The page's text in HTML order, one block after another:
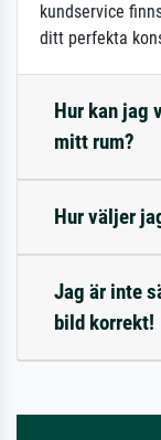
kundservice
ditt perfekta
Hur kan jag
mitt rum?
Hur väljer
Jag är inte
bild korrekt!